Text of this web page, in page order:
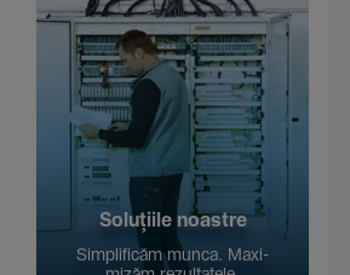
Solu­țiile noastre
Simpli­ficăm munca. Maxi­